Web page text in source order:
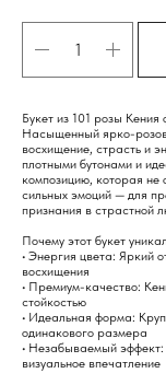
Букет из 101 розы
Насыщенный ярко-
восхищение, страсть и
плотными бутонами и
композицию, которая не
сильных эмоций — для
признания в страстной
Почему этот букет
• Энергия цвета: Яркий
восхищения
• Премиум-качество:
стойкостью
• Идеальная форма:
одинакового размера
• Незабываемый эффект:
визуальное впечатление